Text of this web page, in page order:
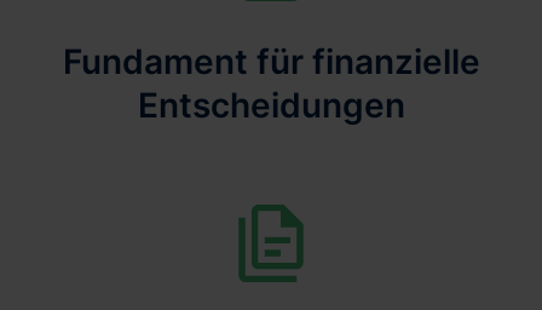
Fundament für finanzielle
Entscheidungen